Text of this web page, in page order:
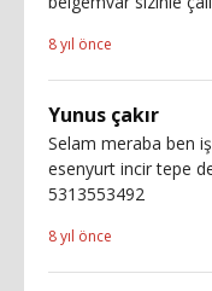
8 yıl önce
Yunus çakır
Selam meraba ben
esenyurt incir tepe
5313553492
8 yıl önce